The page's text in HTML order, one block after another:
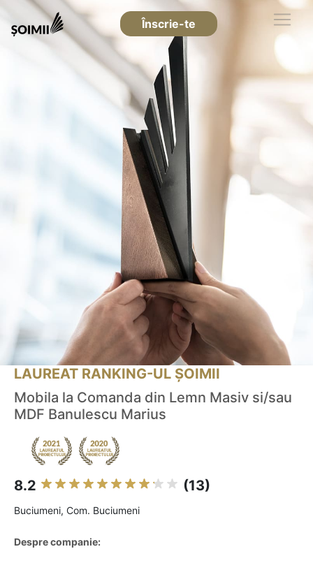
Înscrie-te
LAUREAT RANKING-UL ȘOIMII
Mobila la Comanda din Lemn Masiv si/sau
MDF Banulescu Marius
8.2 (13)
Buciumeni, Com. Buciumeni
Despre companie: